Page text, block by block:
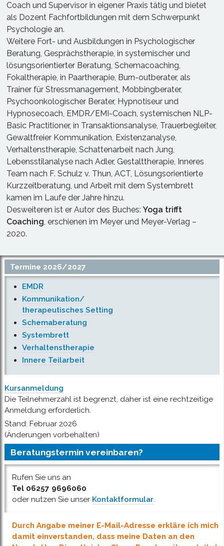
Coach und Supervisor in eigener Praxis tätig und bietet
als Dozent Fachfortbildungen mit dem Schwerpunkt
Psychologie an.
Weitere Fort- und Ausbildungen in Psychologischer
Beratung, Gesprächstherapie, in systemischer und
lösungsorientierter Beratung, Schemacoaching,
Fokaltherapie, in Paartherapie, Burn-outberater, als
Trainer für Stressmanagement, Mobbingberater,
Psychoonkologischer Berater, Hypnotiseur und
Hypnosecoach, EMDR/EMI-Coach, systemischen NLP-
Basic Practitioner, in Transaktionsanalyse, Trauerbegleiter,
Gewaltfreier Kommunikation, Existenzanalyse,
Verhaltenstherapie, Schattenarbeit nach Jung,
Lebensstilanalyse nach Adler, Gestalttherapie, Inneres
Team nach F. Schulz v. Thun, ACT, Lösungsorientierte
Kurzzeitberatung, und Arbeit mit dem Systembrett
kamen im Laufe der Jahre hinzu.
Desweiteren ist er Autor des Buches:Yoga trifft
Coaching, erschienen im Meyer und Meyer-Verlag –
2020.
Termine 2026/2027
EMDR
Kommunikation/
therapeutisches Setting
Schemaberatung
Systembrett
Verhaltenstherapie
Innere Teilarbeit
Kursanmeldung
Die Teilnehmerzahl ist begrenzt, daher ist eine rechtzeitige
Anmeldung erforderlich.
Stand: Februar 2026
(Änderungen vorbehalten)
Beratungstermin vereinbaren?
Rufen Sie uns an
Tel 06257 9696060
oder nutzen Sie unser Kontaktformular.
Durch Angabe meiner E-Mail-Adresse erkläre ich mich
damit einverstanden, dass meine Daten an den